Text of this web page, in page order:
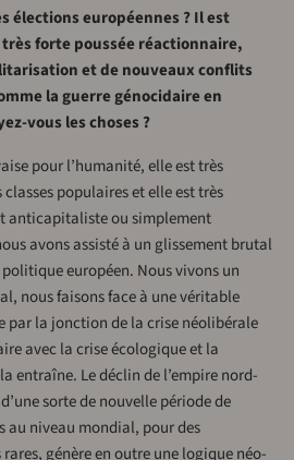
élections européennes ? Il est
forte poussée réactionnaire,
et de nouveaux conflits
la guerre génocidaire en
vous les choses ?
pour l’humanité, elle est très
populaires et elle est très
anticapitaliste ou simplement
avons assisté à un glissement brutal
européen. Nous vivons un
nous faisons face à une véritable
par la jonction de la crise néolibérale
avec la crise écologique et la
entraîne. Le déclin de l’empire nord-
sorte de nouvelle période de
niveau mondial, pour des
génère en outre une logique néo-